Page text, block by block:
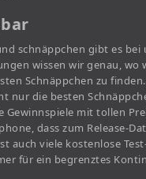
schnäppchen gibt es bei
wissen wir genau, wo
Schnäppchen zu
nur die besten
Gewinnspiele mit tollen
dass zum Release-
auch viele kostenlose
für ein begrenztes